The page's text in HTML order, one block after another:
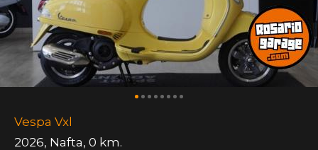
Vespa Vxl
2026, Nafta, 0 km.